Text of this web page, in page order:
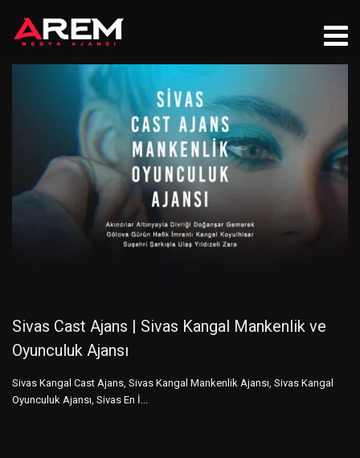
Sivas Cast Ajans | Sivas Kangal Mankenlik ve
Oyunculuk Ajansı
Sivas Kangal Cast Ajans, Sivas Kangal Mankenlik Ajansı, Sivas Kangal
Oyunculuk Ajansı, Sivas En İ...